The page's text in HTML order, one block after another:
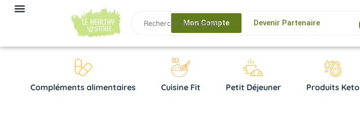
Mon Compte Devenir Partenaire
Compléments alimentaires Cuisine Fit Petit Déjeuner Produits Keto